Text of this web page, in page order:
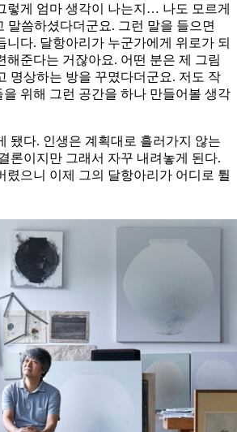
렇게 엄마 생각이 나는지… 나도 모르게
말씀하셨다더군요. 그런 말을 들으면
니다. 달항아리가 누군가에게 위로가 되
해준다는 거잖아요. 어떤 분은 제 그림
명상하는 방을 꾸몄다더군요. 저도 작
위해 그런 공간을 하나 만들어볼 생각
됐다. 인생은 계획대로 흘러가지 않는
론이지만 그래서 자꾸 내려놓게 된다.
렸으니 이제 그의 달항아리가 어디로 튈